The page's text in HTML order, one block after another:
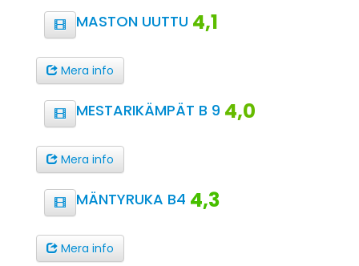
MASTON UUTTU 4,1
Mera info
MESTARIKÄMPÄT B 9 4,0
Mera info
MÄNTYRUKA B4 4,3
Mera info